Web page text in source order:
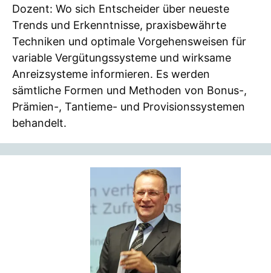
Dozent: Wo sich Entscheider über neueste
Trends und Erkenntnisse, praxisbewährte
Techniken und optimale Vorgehensweisen für
variable Vergütungssysteme und wirksame
Anreizsysteme informieren. Es werden
sämtliche Formen und Methoden von Bonus-,
Prämien-, Tantieme- und Provisionssystemen
behandelt.